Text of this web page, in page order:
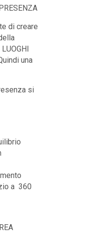
di creare
una
si
a 360